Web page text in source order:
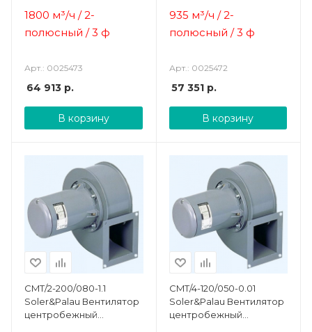
1800 м³/ч / 2-
полюсный / 3 ф
Арт.: 0025473
64 913 р.
В корзину
935 м³/ч / 2-
полюсный / 3 ф
Арт.: 0025472
57 351р.
В корзину
CMT/2-200/080-1.1
Soler&Palau Вентилятор
центробежный
CMT/4-120/050-0.01
Soler&Palau Вентилятор
центробежный